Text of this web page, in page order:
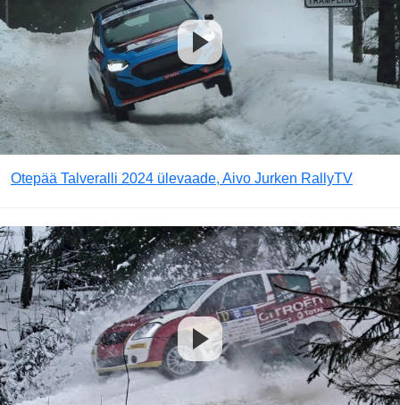
Otepää Talveralli 2024 ülevaade, Aivo Jurken RallyTV